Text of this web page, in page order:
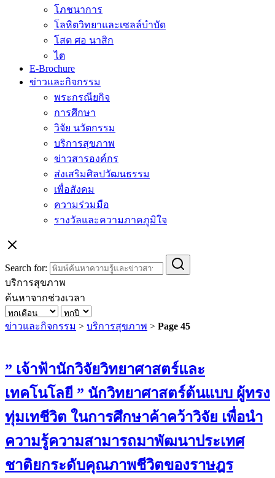
โภชนาการ
โลหิตวิทยาและเซลล์บำบัด
โสต ศอ นาสิก
ไต
E-Brochure
ข่าวและกิจกรรม
พระกรณียกิจ
การศึกษา
วิจัย นวัตกรรม
บริการสุขภาพ
ข่าวสารองค์กร
ส่งเสริมศิลปวัฒนธรรม
เพื่อสังคม
ความร่วมมือ
รางวัลและความภาคภูมิใจ
Search for:
บริการสุขภาพ
ค้นหาจากช่วงเวลา
ข่าวและกิจกรรม > บริการสุขภาพ > Page 45
” เจ้าฟ้านักวิจัยวิทยาศาสตร์และ
เทคโนโลยี ” นักวิทยาศาสตร์ต้นแบบ ผู้ทรง
ทุ่มเทชีวิต ในการศึกษาค้าคว้าวิจัย เพื่อนำ
ความรู้ความสามารถมาพัฒนาประเทศ
ชาติยกระดับคุณภาพชีวิตของราษฎร